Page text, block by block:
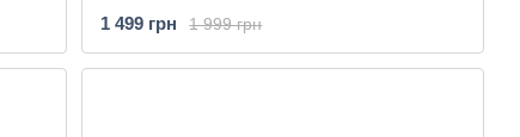
эффектом Light Blue
1 999 грн
1 499 грн